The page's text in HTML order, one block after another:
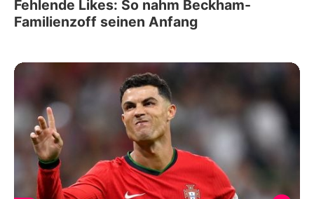
Fehlende Likes: So nahm Beckham-
Familienzoff seinen Anfang